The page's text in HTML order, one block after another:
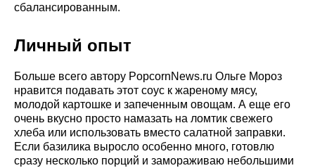
сбалансированным.
Личный опыт
Больше всего автору PopcornNews.ru Ольге Мороз
нравится подавать этот соус к жареному мясу,
молодой картошке и запеченным овощам. А еще его
очень вкусно просто намазать на ломтик свежего
хлеба или использовать вместо салатной заправки.
Если базилика выросло особенно много, готовлю
сразу несколько порций и замораживаю небольшими